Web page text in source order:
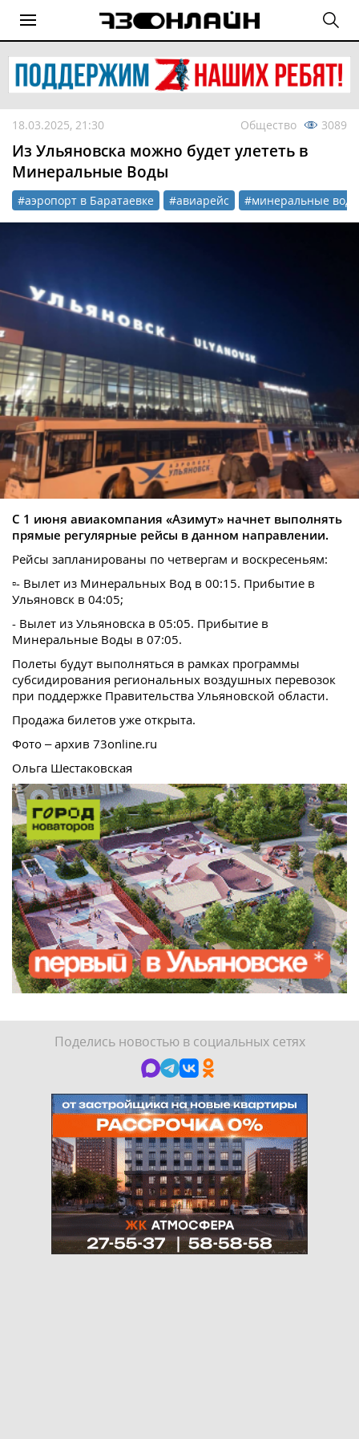
18.03.2025, 21:30 Общество 3089
Из Ульяновска можно будет улететь в
Минеральные Воды
#аэропорт в Баратаевке #авиарейс #минеральные
С 1 июня авиакомпания «Азимут» начнет выполнять
прямые регулярные рейсы в данном направлении.
Рейсы запланированы по четвергам и воскресеньям:
▫- Вылет из Минеральных Вод в 00:15. Прибытие в
Ульяновск в 04:05;
- Вылет из Ульяновска в 05:05. Прибытие в
Минеральные Воды в 07:05.
Полеты будут выполняться в рамках программы
субсидирования региональных воздушных перевозок
при поддержке Правительства Ульяновской области.
Продажа билетов уже открыта.
Фото – архив 73online.ru
Ольга Шестаковская
Поделись новостью в социальных сетях